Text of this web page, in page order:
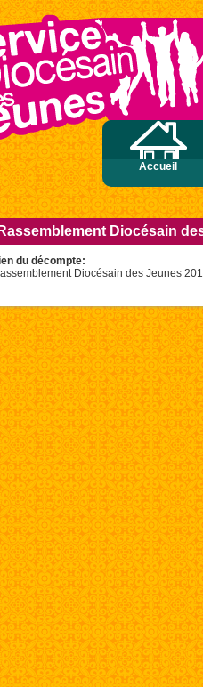
de la foi gros comme une
Accueil
Rassemblement Diocésain
du décompte:
Diocésain des Jeunes